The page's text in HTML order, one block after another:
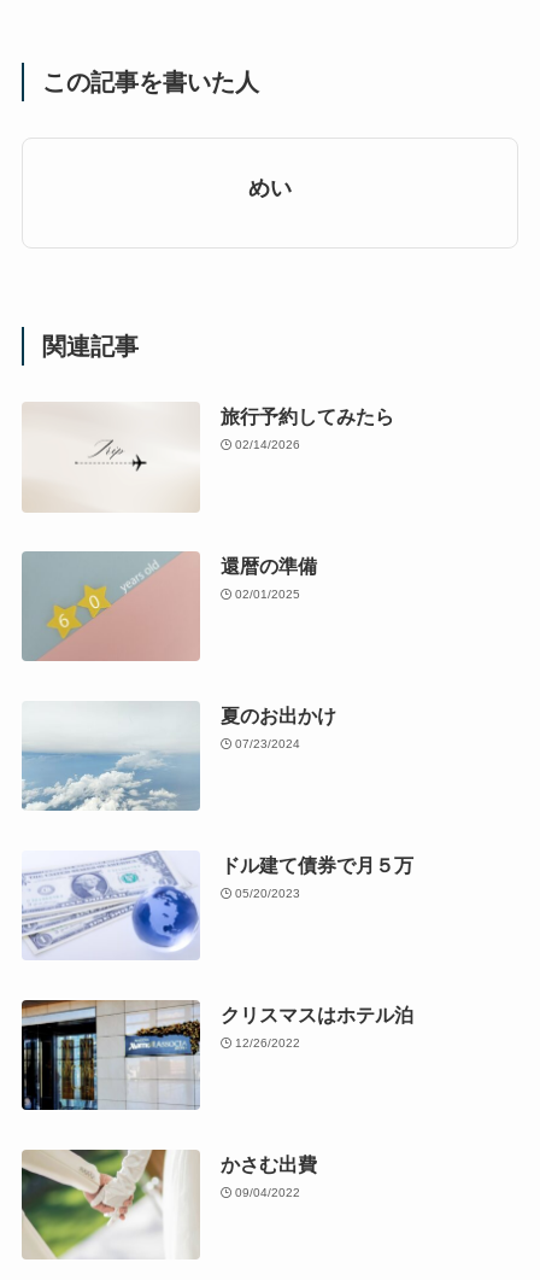
この記事を書いた人
めい
関連記事
旅行予約してみたら
02/14/2026
還暦の準備
02/01/2025
夏のお出かけ
07/23/2024
ドル建て債券で月５万
05/20/2023
クリスマスはホテル泊
12/26/2022
かさむ出費
09/04/2022